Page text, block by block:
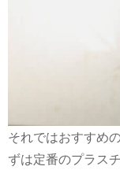
それではおすすめ
ずは定番のプラス